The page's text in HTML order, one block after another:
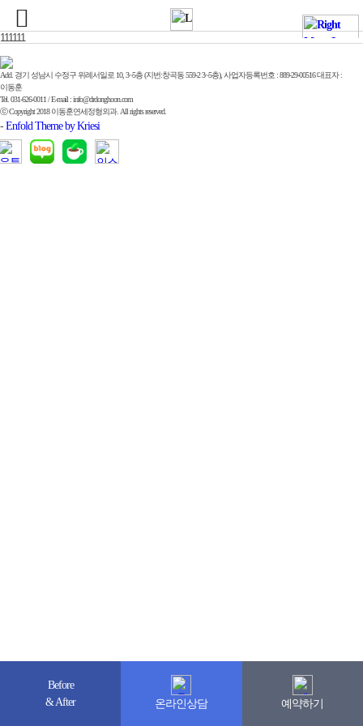
111111
Add. 경기 성남시 수정구 위례서일로 10, 3~5층 (지번:창곡동 559-2 3~5층), 사업자등록번호 : 889-29-00516 대표자 :
이동훈
Tel. 031-626-0011 / E-mail : info@drdonghoon.com
ⓒ Copyright 2018 이동훈연세정형외과. All rights reserved.
-Enfold Theme by Kriesi
Before
& After
온라인상담 예약하기